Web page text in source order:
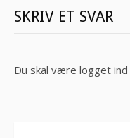
SKRIV ET SVAR
Du skal være logget ind